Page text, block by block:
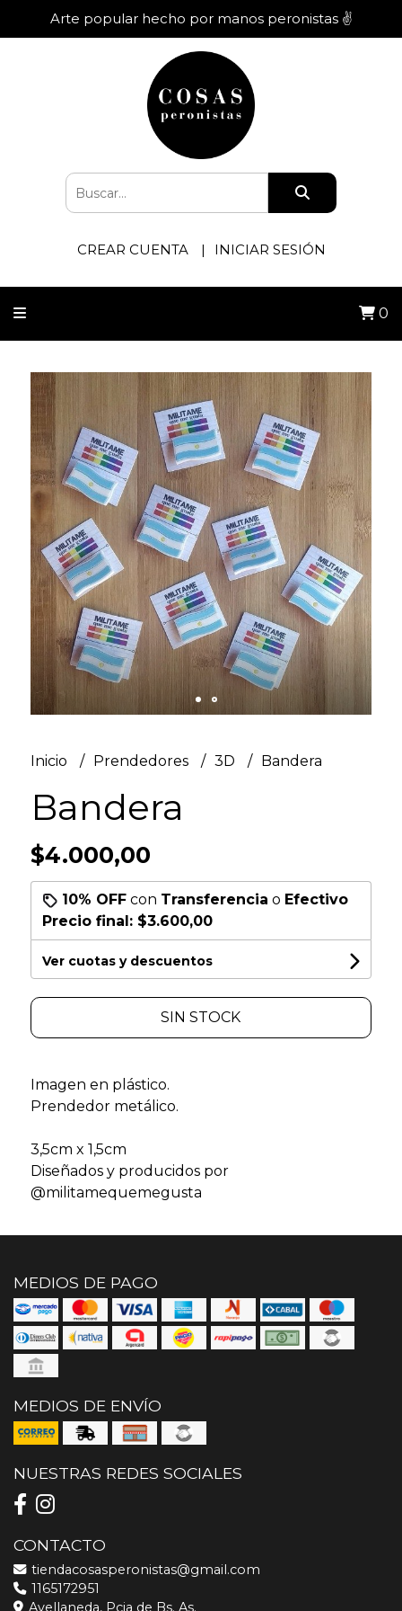
Arte popular hecho por manos peronistas ✌️
CREAR CUENTA INICIAR SESIÓN
0
Inicio Prendedores 3D Bandera
Bandera
$4.000,00
10% OFFcon Transferencia o Efectivo
Precio final: $3.600,00
Ver cuotas y descuentos
SIN STOCK
Imagen en plástico.
Prendedor metálico.
3,5cm x 1,5cm
Diseñados y producidos por
@militamequemegusta
MEDIOS DE PAGO
MEDIOS DE ENVÍO
NUESTRAS REDES SOCIALES
CONTACTO
tiendacosasperonistas@gmail.com
1165172951
Avellaneda, Pcia de Bs. As.